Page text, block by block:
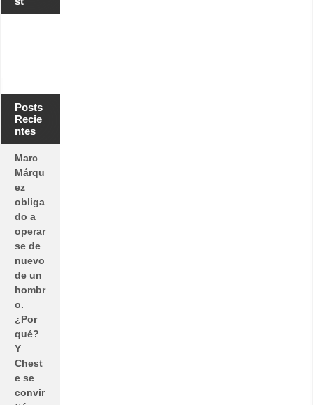
Posts
Recie
ntes
Marc
Márqu
ez
obliga
do a
operar
se de
nuevo
de un
hombr
o.
¿Por
qué?
Y
Chest
e se
convir